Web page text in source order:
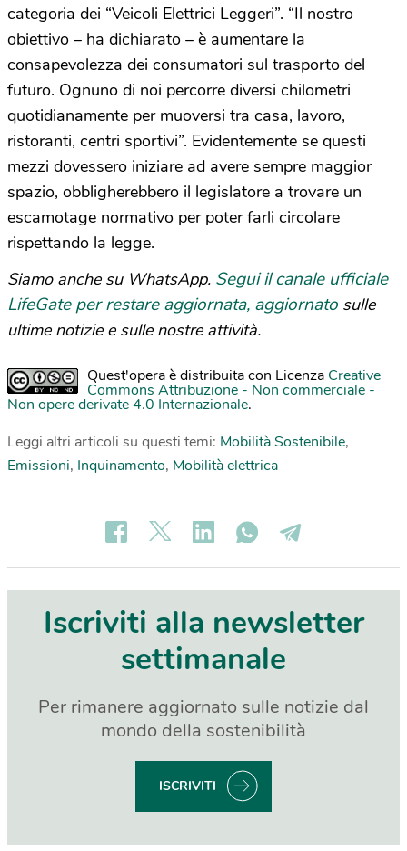
categoria dei “Veicoli Elettrici Leggeri”. “Il nostro
obiettivo – ha dichiarato – è aumentare la
consapevolezza dei consumatori sul trasporto del
futuro. Ognuno di noi percorre diversi chilometri
quotidianamente per muoversi tra casa, lavoro,
ristoranti, centri sportivi”. Evidentemente se questi
mezzi dovessero iniziare ad avere sempre maggior
spazio, obbligherebbero il legislatore a trovare un
escamotage normativo per poter farli circolare
rispettando la legge.
Siamo anche su WhatsApp. Segui il canale ufficiale
LifeGate per restare aggiornata, aggiornato sulle
ultime notizie e sulle nostre attività.
Quest'opera è distribuita con Licenza Creative
Commons Attribuzione - Non commerciale -
Non opere derivate 4.0 Internazionale.
Leggi altri articoli su questi temi: Mobilità Sostenibile,
Emissioni, Inquinamento, Mobilità elettrica
Iscriviti alla newsletter
settimanale
Per rimanere aggiornato sulle notizie dal
mondo della sostenibilità
ISCRIVITI